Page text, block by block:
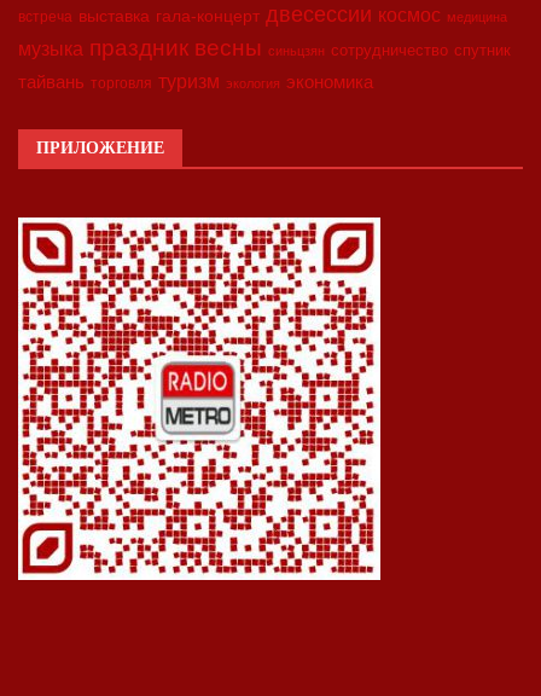
встреча выставка гала-концерт двесессии космос медицина
музыка праздник весны синьцзян сотрудничество спутник
тайвань торговля туризм экология экономика
ПРИЛОЖЕНИЕ